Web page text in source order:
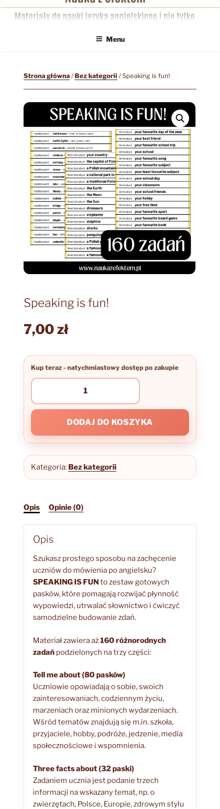
Przejdź
Menu
Strona główna/Bez kategorii / Speaking is fun!
Speaking is fun!
7,00zł
ilość
is
DODAJ DO KOSZYKA
Kategoria: Bez kategorii
Opis Opinie (0)
Opis
Szukasz prostego sposobu na zachęcenie
uczniów do mówienia po angielsku?
SPEAKING IS FUNto zestaw gotowych
pasków, które pomagają rozwijać płynność
wypowiedzi, utrwalać słownictwo i ćwiczyć
samodzielne budowanie zdań.
Materiał zawiera aż160 różnorodnych
zadańpodzielonych na trzy części:
Tell me about (80 pasków)
Uczniowie opowiadają o sobie, swoich
zainteresowaniach, codziennym życiu,
marzeniach oraz minionych wydarzeniach.
Wśród tematów znajdują się m.in. szkoła,
przyjaciele, hobby, podróże, jedzenie, media
społecznościowe i wspomnienia.
Three facts about (32 paski)
Zadaniem ucznia jest podanie trzech
informacji na wskazany temat, np. o
zwierzętach, Polsce, Europie, zdrowym stylu